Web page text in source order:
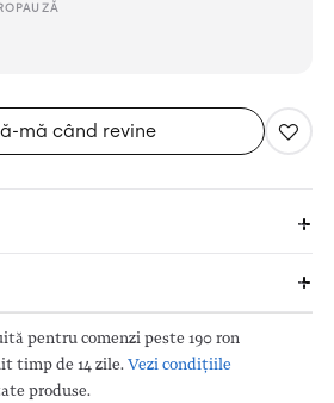
mă când revine
pentru comenzi peste 190 ron
timp de 14 zile. Vezi condițiile
produse.